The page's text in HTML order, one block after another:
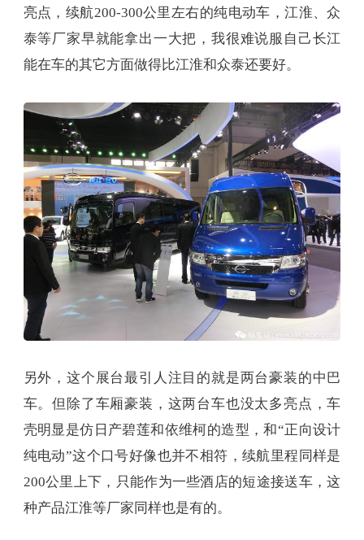
亮点，续航200-300公里左右的纯电动车，江淮、众
泰等厂家早就能拿出一大把，我很难说服自己长江
能在车的其它方面做得比江淮和众泰还要好。
另外，这个展台最引人注目的就是两台豪装的中巴
车。但除了车厢豪装，这两台车也没太多亮点，车
壳明显是仿日产碧莲和依维柯的造型，和“正向设计
纯电动”这个口号好像也并不相符，续航里程同样是
200公里上下，只能作为一些酒店的短途接送车，这
种产品江淮等厂家同样也是有的。